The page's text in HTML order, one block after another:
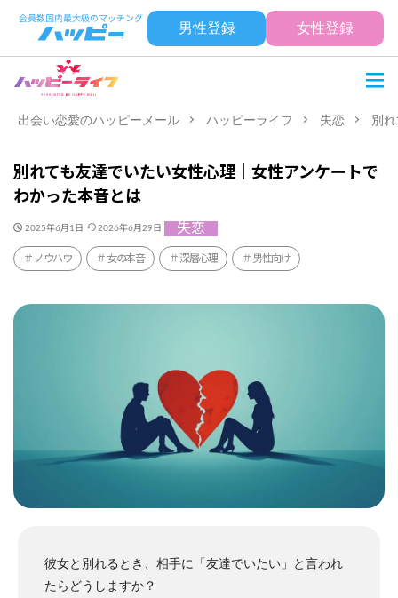
男性登録 女性登録
出会い恋愛のハッピーメール ハッピーライフ 失恋 別
別れても友達でいたい女性心理｜女性アンケートで
わかった本音とは
2025年6月1日 2026年6月29日 失恋
ノウハウ 女の本音 深層心理 男性向け
彼女と別れるとき、相手に「友達でいたい」と言われ
たらどうしますか？